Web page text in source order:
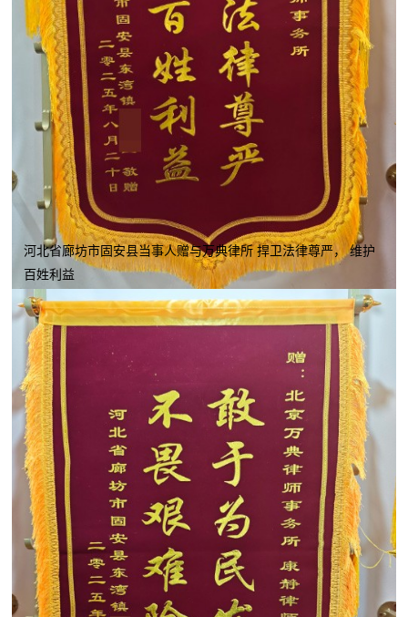
河北省廊坊市固安县当事人赠与万典律所 捍卫法律尊严， 维护
百姓利益